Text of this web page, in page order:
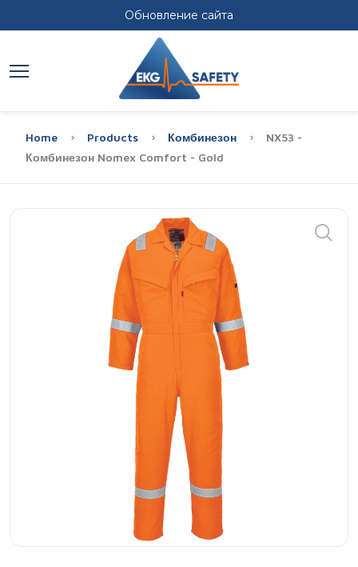
Обновление сайта
Home Products Комбинезон
NX53 -
Комбинезон Nomex Comfort - Gold